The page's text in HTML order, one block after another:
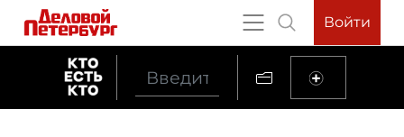
Войти